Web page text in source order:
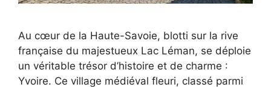
Au cœur de la Haute-Savoie, blotti sur la rive
française du majestueux Lac Léman, se déploie
un véritable trésor d’histoire et de charme :
Yvoire. Ce village médiéval fleuri, classé parmi